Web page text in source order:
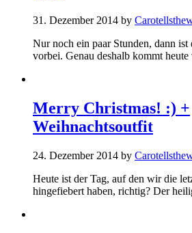
31. Dezember 2014 by
Nur noch ein paar Stunden, dann ist
vorbei. Genau deshalb kommt
Merry Christmas! :) +
Weihnachtsoutfit
24. Dezember 2014 by
Heute ist der Tag, auf den wir die
hingefiebert haben, richtig? Der